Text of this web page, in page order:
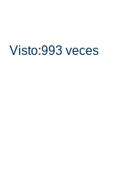
Visto:993 veces